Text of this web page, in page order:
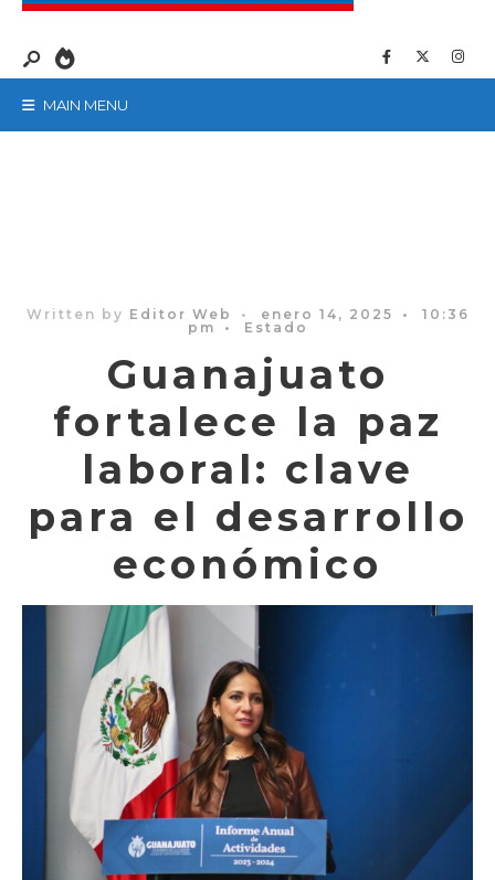
MAIN MENU
Written by Editor Web • enero 14, 2025 •
10:36
pm
• Estado
Guanajuato
fortalece la paz
laboral: clave
para el desarrollo
económico